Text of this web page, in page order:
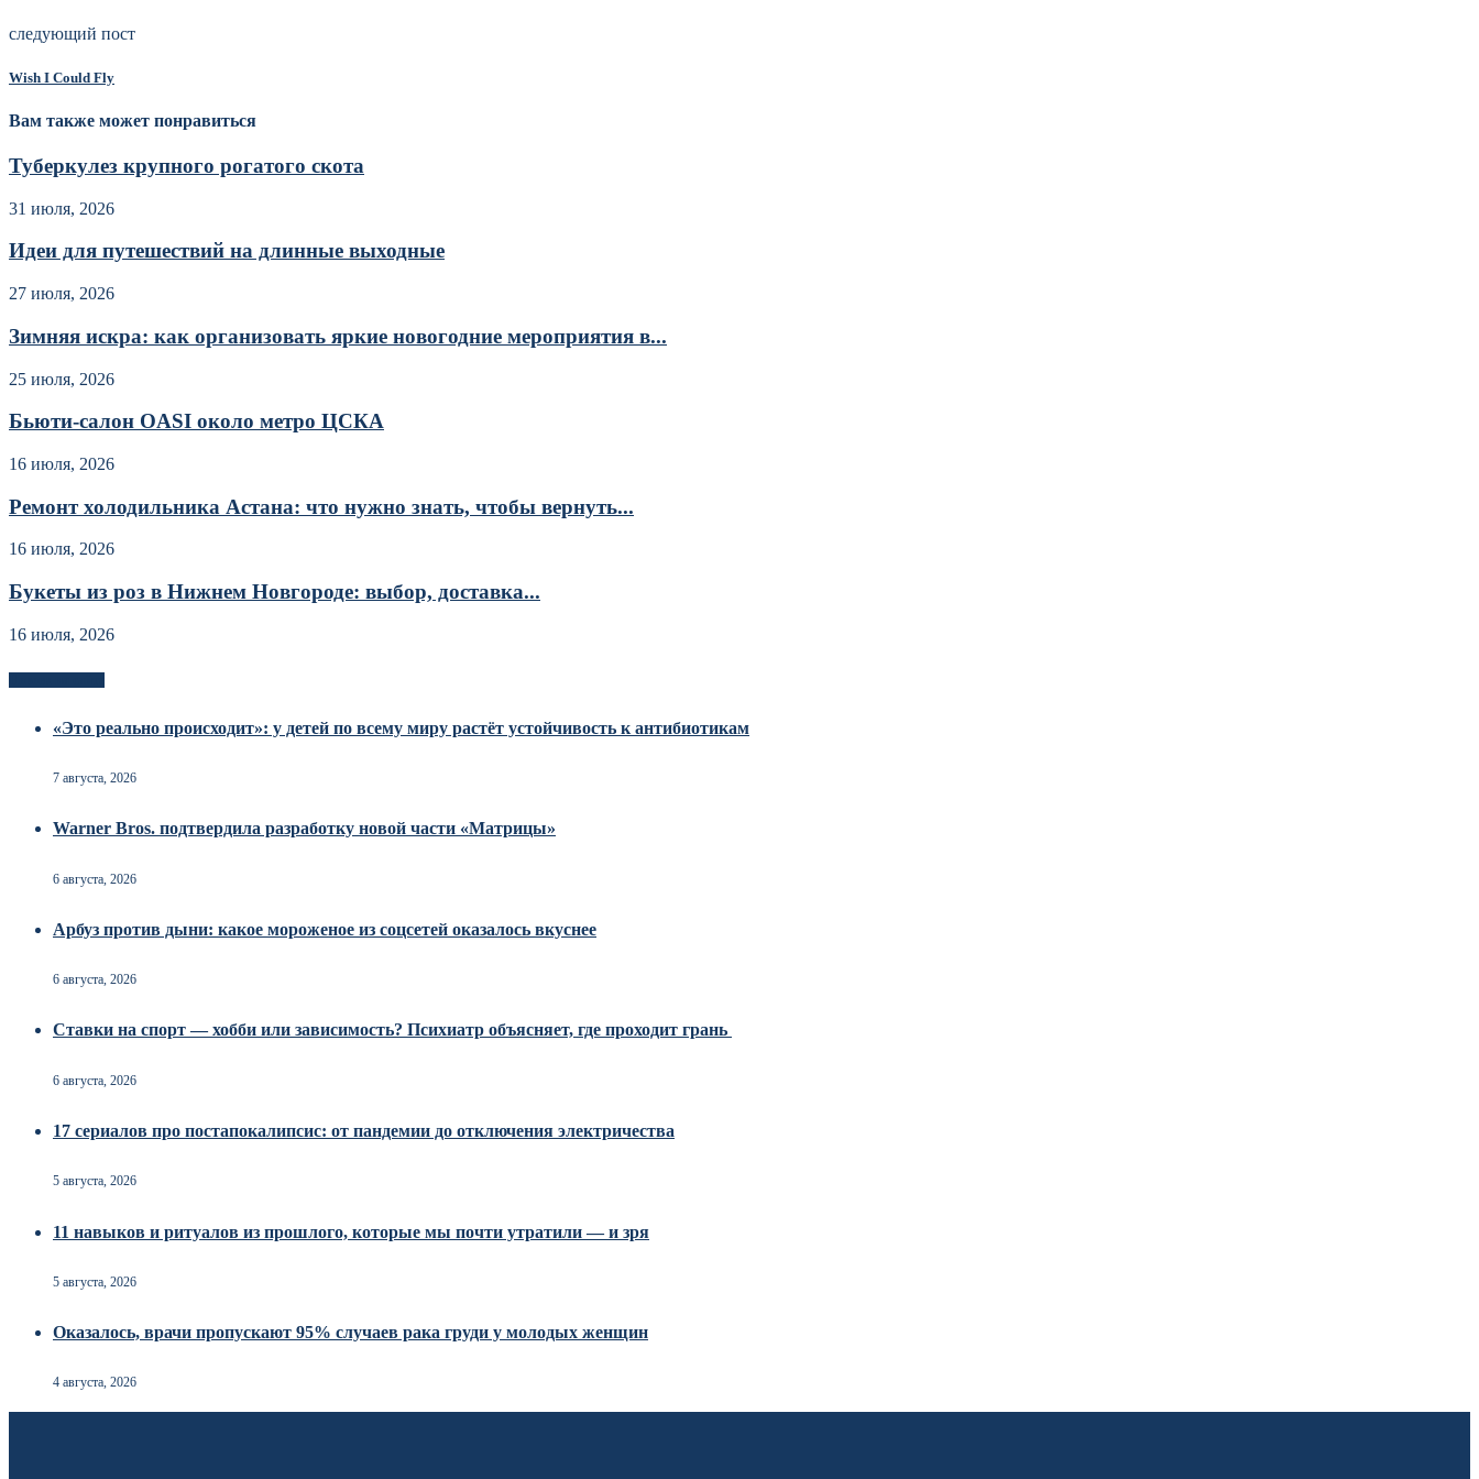
следующий пост
Wish I Could Fly
Вам также может понравиться
Туберкулез крупного рогатого скота
31 июля, 2026
Идеи для путешествий на длинные выходные
27 июля, 2026
Зимняя искра: как организовать яркие новогодние мероприятия в...
25 июля, 2026
Бьюти-салон OASI около метро ЦСКА
16 июля, 2026
Ремонт холодильника Астана: что нужно знать, чтобы вернуть...
16 июля, 2026
Букеты из роз в Нижнем Новгороде: выбор, доставка...
16 июля, 2026
«Это реально происходит»: у детей по всему миру растёт устойчивость к антибиотикам
7 августа, 2026
Warner Bros. подтвердила разработку новой части «Матрицы»
6 августа, 2026
Арбуз против дыни: какое мороженое из соцсетей оказалось вкуснее
6 августа, 2026
Ставки на спорт — хобби или зависимость? Психиатр объясняет, где проходит грань
6 августа, 2026
17 сериалов про постапокалипсис: от пандемии до отключения электричества
5 августа, 2026
11 навыков и ритуалов из прошлого, которые мы почти утратили — и зря
5 августа, 2026
Оказалось, врачи пропускают 95% случаев рака груди у молодых женщин
4 августа, 2026